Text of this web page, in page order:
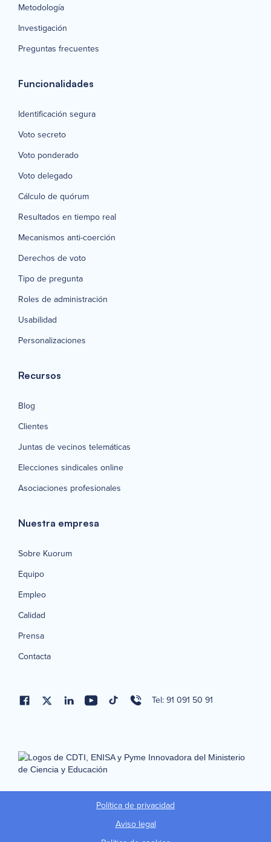
Metodología
Investigación
Preguntas frecuentes
Funcionalidades
Identificación segura
Voto secreto
Voto ponderado
Voto delegado
Cálculo de quórum
Resultados en tiempo real
Mecanismos anti-coerción
Derechos de voto
Tipo de pregunta
Roles de administración
Usabilidad
Personalizaciones
Recursos
Blog
Clientes
Juntas de vecinos telemáticas
Elecciones sindicales online
Asociaciones profesionales
Nuestra empresa
Sobre Kuorum
Equipo
Empleo
Calidad
Prensa
Contacta
Tel: 91 091 50 91
Política de privacidad
Aviso legal